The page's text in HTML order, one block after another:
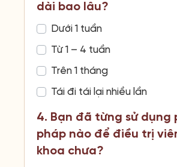
dài bao lâu?
Dưới 1 tuần
Từ 1 – 4 tuần
Trên 1 tháng
Tái đi tái lại nhiều lần
4. Bạn đã từng sử dụng
pháp nào để điều trị
khoa chưa?